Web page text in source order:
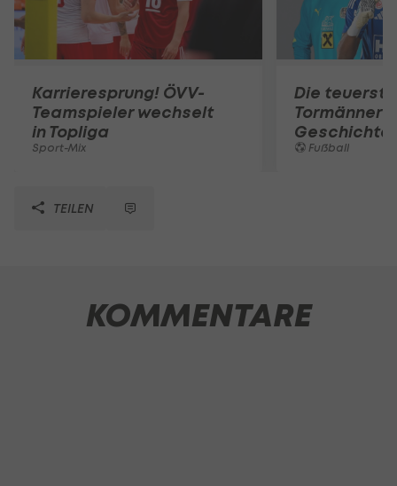
Karrieresprung! ÖVV-
Teamspieler wechselt
in Topliga
Sport-Mix
Die
Tormänner
Geschichte
Fußball
TEILEN
KOMMENTARE